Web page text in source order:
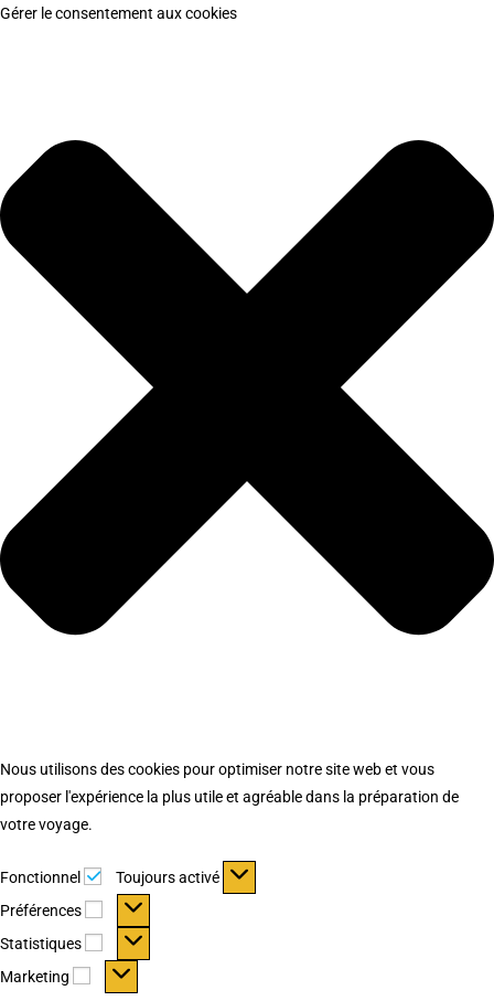
Gérer le consentement aux cookies
Nous utilisons des cookies pour optimiser notre site web et vous
proposer l'expérience la plus utile et agréable dans la préparation de
votre voyage.
Fonctionnel Fonctionnel
Toujours activé
Préférences
Préférences
Statistiques Statistiques
Marketing Marketing